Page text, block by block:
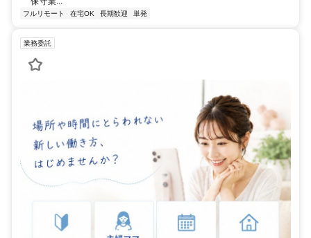
フルリモート 在宅OK 長期歓迎 単発
業務委託